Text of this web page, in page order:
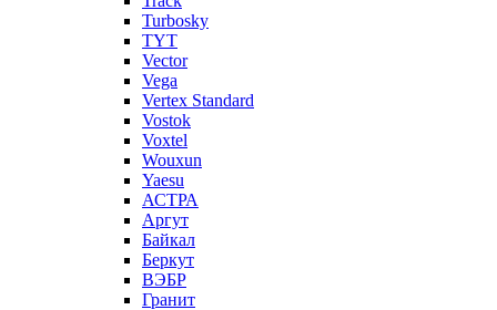
Turbosky
TYT
Vector
Vega
Vertex Standard
Vostok
Voxtel
Wouxun
Yaesu
АСТРА
Аргут
Байкал
Беркут
ВЭБР
Гранит